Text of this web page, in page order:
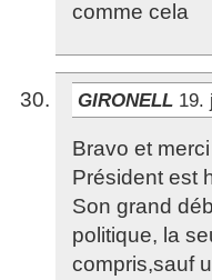
comme cela
GIRONELL 19.
Bravo et
Président est
Son grand
politique, la
compris,sauf